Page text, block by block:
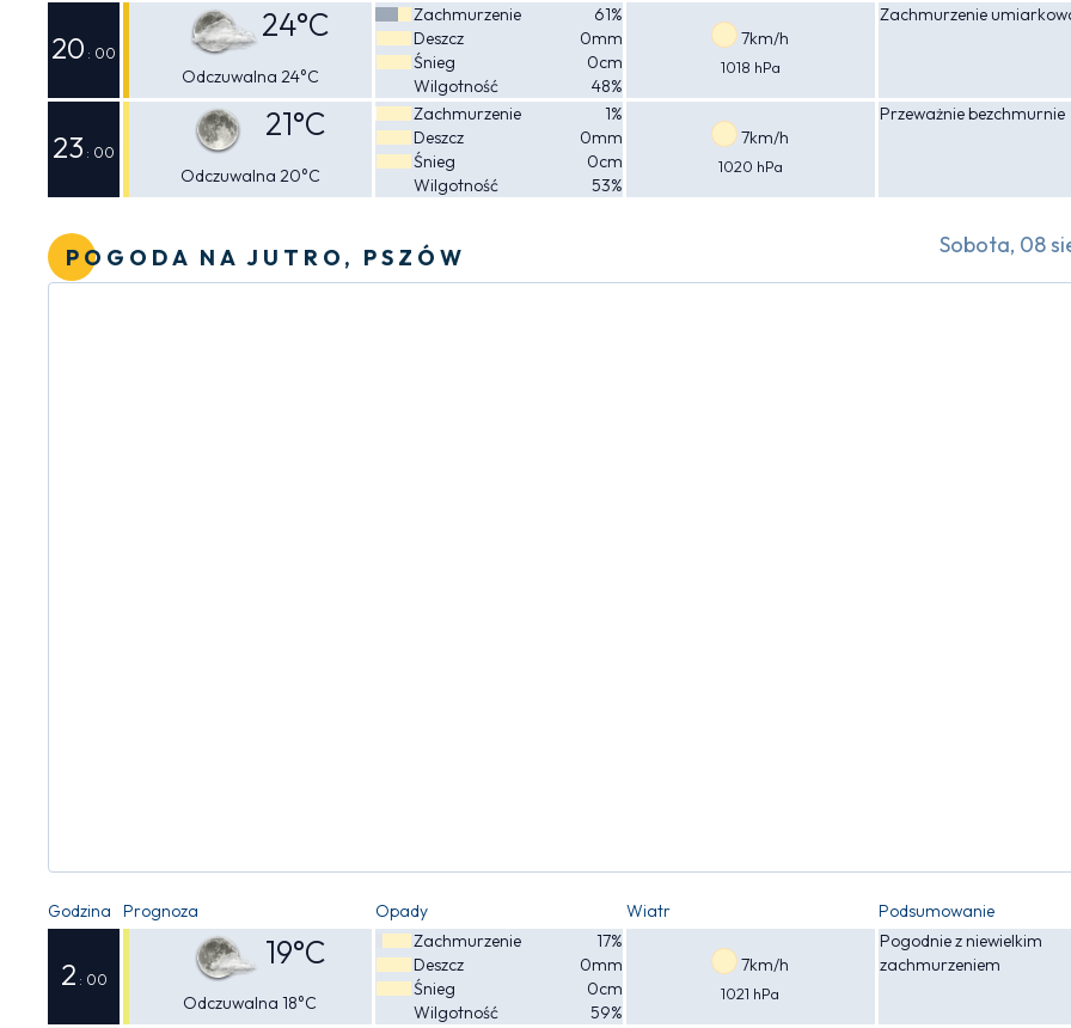
20 : 00
24°C
Odczuwalna 24°C
Zachmurzenie
61%
Deszcz
0mm
Śnieg
0cm
Wilgotność
48%
7km/h
1018 hPa
Zachmurzenie
23 : 00
21°C
Odczuwalna 20°C
Zachmurzenie
1%
Deszcz
0mm
Śnieg
0cm
Wilgotność
53%
7km/h
1020 hPa
Przeważnie bezchmurnie
POGODA NA JUTRO, PSZÓW Sobota, 08
Godzina Prognoza Opady Wiatr Podsumowanie
2 : 00
19°C
Odczuwalna 18°C
Zachmurzenie
17%
Deszcz
0mm
Śnieg
0cm
Wilgotność
59%
7km/h
1021 hPa
Pogodnie z niewielkim
zachmurzeniem